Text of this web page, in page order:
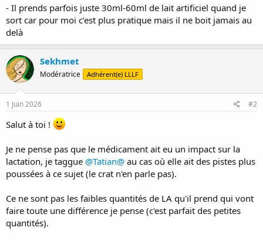
- Il prends parfois juste 30ml-60ml de lait artificiel quand je
sort car pour moi c’est plus pratique mais il ne boit jamais au
delà
Sekhmet
Modératrice Adhérent(e) LLLF
1 Juin 2026 #2
Salut à toi !
Je ne pense pas que le médicament ait eu un impact sur la
lactation, je taggue @Tatian@ au cas où elle ait des pistes plus
poussées à ce sujet (le crat n'en parle pas).
Ce ne sont pas les faibles quantités de LA qu'il prend qui vont
faire toute une différence je pense (c'est parfait des petites
quantités).